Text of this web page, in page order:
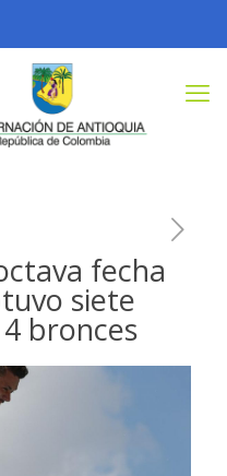
fecha
siete
bronces